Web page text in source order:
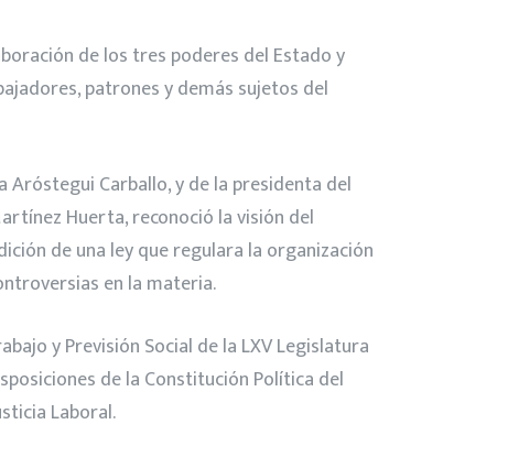
de los tres poderes del Estado y
patrones y demás sujetos del
Aróstegui Carballo, y de la presidenta del
Huerta, reconoció la visión del
de una ley que regulara la organización
en la materia.
y Previsión Social de la LXV Legislatura
de la Constitución Política del
Laboral.